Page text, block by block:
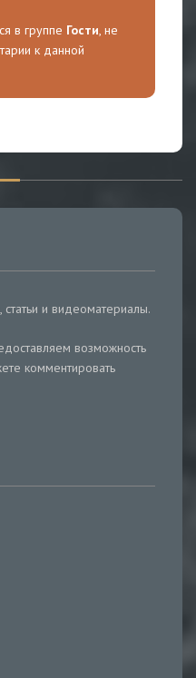
в группе Гости, не
к данной
и видеоматериалы.
возможность
комментировать